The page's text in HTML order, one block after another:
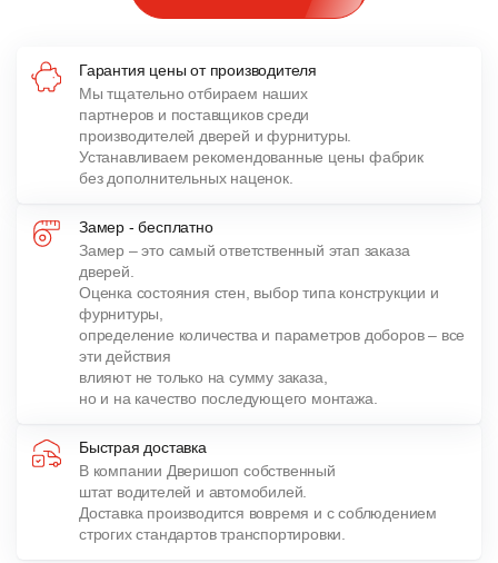
Гарантия цены от производителя
Мы тщательно отбираем наших
партнеров и поставщиков среди
производителей дверей и фурнитуры.
Устанавливаем рекомендованные цены фабрик
без дополнительных наценок.
Замер - бесплатно
Замер – это самый ответственный этап заказа
дверей.
Оценка состояния стен, выбор типа конструкции и
фурнитуры,
определение количества и параметров доборов – все
эти действия
влияют не только на сумму заказа,
но и на качество последующего монтажа.
Быстрая доставка
В компании Дверишоп собственный
штат водителей и автомобилей.
Доставка производится вовремя и с соблюдением
строгих стандартов транспортировки.